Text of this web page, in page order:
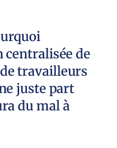
centralisée de
travailleurs
juste part
du mal à